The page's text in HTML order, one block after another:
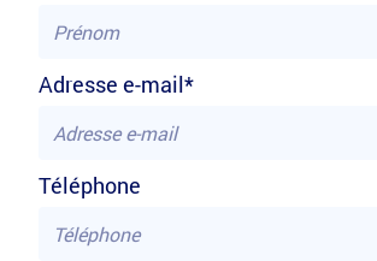
Adresse e-mail*
Téléphone